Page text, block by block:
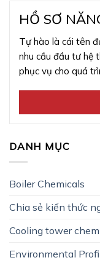
HỒ SƠ
Tự hào là cái tên
nhu cầu đầu tư hệ
phục vụ cho quá
DANH MỤC
Boiler Chemicals
Chia sẻ kiến thức
Cooling tower
Environmental